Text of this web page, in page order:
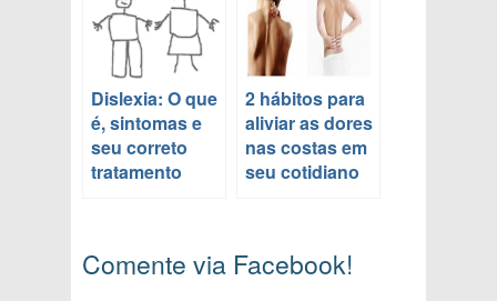
Dislexia: O que
é, sintomas e
seu correto
tratamento
2 hábitos para
aliviar as dores
nas costas em
seu cotidiano
Comente via Facebook!